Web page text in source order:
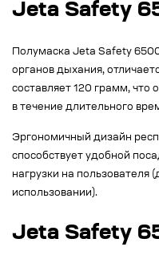
Jeta Safety
Полумаска Jeta Safety
органов дыхания,
составляет 120 грамм, что
в течение длительного
Эргономичный дизайн
способствует удобной
нагрузки на пользователя
использовании).
Jeta Safety